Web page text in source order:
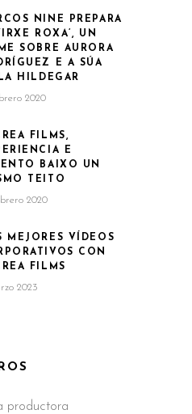
NINE PREPARA
ROXA’, UN
SOBRE AURORA
E A SÚA
HILDEGAR
2020
FILMS,
E
BAIXO UN
TEITO
2020
MEJORES VÍDEOS
CON
FILMS
2023
productora